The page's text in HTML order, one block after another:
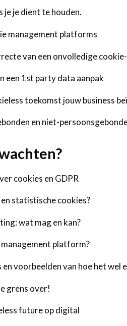
je je dient te houden.
management platforms
van een onvolledige
een 1st party data aanpak
toekomst jouw business
en niet-
cookies en GDPR
statistische cookies?
wat mag en kan?
management platform?
en voorbeelden van hoe het wel
grens over!
future op digital